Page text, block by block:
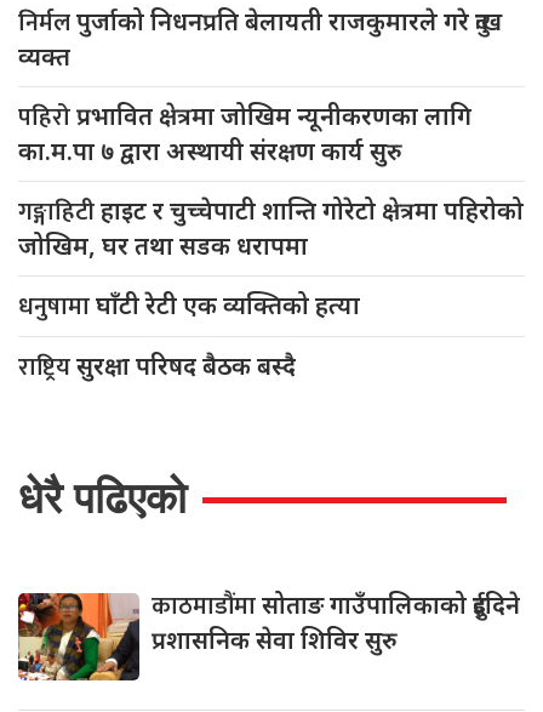
निर्मलपुर्जाको निधनप्रति बेलायती राजकुमारले गरे दुःख
व्यक्त
पहिरोप्रभावित क्षेत्रमा जोखिम न्यूनीकरणका लागि
का.म.पा ७ द्वारा अस्थायी संरक्षण कार्य सुरु
गङ्गाहिटीहाइट र चुच्चेपाटी शान्ति गोरेटो क्षेत्रमा पहिरोको
जोखिम, घर तथा सडक धरापमा
धनुषामाघाँटी रेटी एक व्यक्तिको हत्या
राष्ट्रियसुरक्षा परिषद बैठक बस्दै
धेरै पढिएको
काठमाडौंमासोताङ गाउँपालिकाको दुईदिने
प्रशासनिक सेवा शिविर सुरु